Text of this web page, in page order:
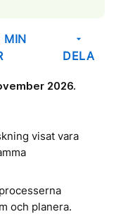
MIN
arrow_drop_down
DELA
2026.
visat vara
och planera.